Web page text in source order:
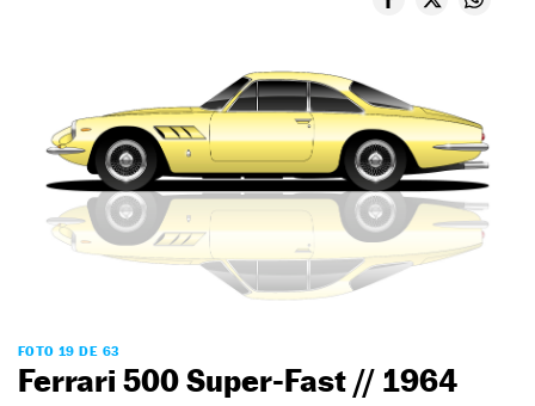
FOTO 19 DE 63
Ferrari 500 Super-Fast // 1964